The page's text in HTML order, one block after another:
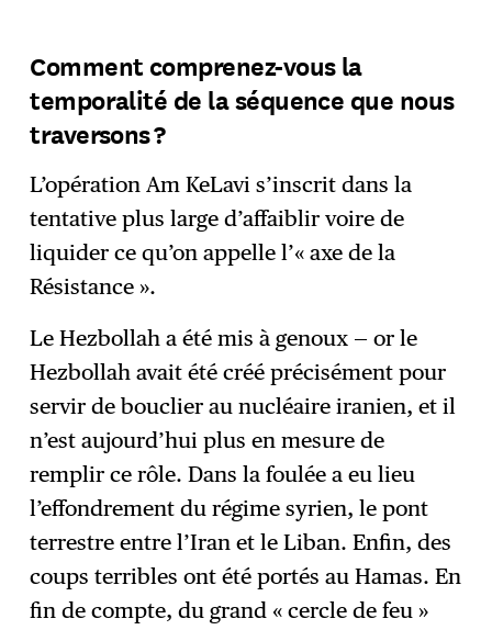
Comment comprenez-vous la
temporalité de la séquence que nous
traversons ?
L’opération Am KeLavi s’inscrit dans la
tentative plus large d’affaiblir voire de
liquider ce qu’on appelle l’« axe de la
Résistance ».
Le Hezbollah a été mis à genoux — or le
Hezbollah avait été créé précisément pour
servir de bouclier au nucléaire iranien, et il
n’est aujourd’hui plus en mesure de
remplir ce rôle. Dans la foulée a eu lieu
l’effondrement du régime syrien, le pont
terrestre entre l’Iran et le Liban. Enfin, des
coups terribles ont été portés au Hamas. En
fin de compte, du grand « cercle de feu »